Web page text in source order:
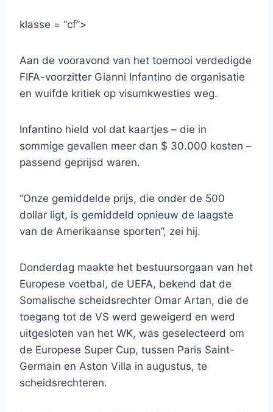
klasse = “cf”>
Aan de vooravond van het toernooi verdedigde
FIFA-voorzitter Gianni Infantino de organisatie
en wuifde kritiek op visumkwesties weg.
Infantino hield vol dat kaartjes – die in
sommige gevallen meer dan $ 30.000 kosten –
passend geprijsd waren.
“Onze gemiddelde prijs, die onder de 500
dollar ligt, is gemiddeld opnieuw de laagste
van de Amerikaanse sporten”, zei hij.
Donderdag maakte het bestuursorgaan van het
Europese voetbal, de UEFA, bekend dat de
Somalische scheidsrechter Omar Artan, die de
toegang tot de VS werd geweigerd en werd
uitgesloten van het WK, was geselecteerd om
de Europese Super Cup, tussen Paris Saint-
Germain en Aston Villa in augustus, te
scheidsrechteren.